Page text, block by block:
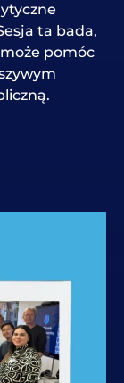
ta bada,
pomóc